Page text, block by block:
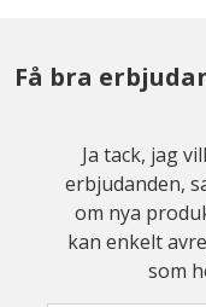
Få bra
Ja tack, jag
erbjudanden,
om nya
kan enkelt
som